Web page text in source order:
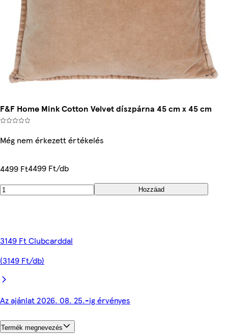
F&F Home Mink Cotton Velvet díszpárna 45 cm x 45 cm
Még nem érkezett értékelés
4499 Ft4499 Ft/db
Hozzáad
3149 Ft Clubcarddal
(3149 Ft/db)
Az ajánlat 2026. 08. 25.-ig érvényes
Termék megnevezés